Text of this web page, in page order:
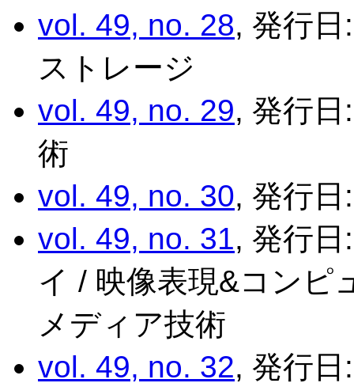
vol. 49, no. 28, 発行
ストレージ
vol. 49, no. 29, 発行
術
vol. 49, no. 30, 発行
vol. 49, no. 31, 発行
イ / 映像表現&コンピ
メディア技術
vol. 49, no. 32, 発行